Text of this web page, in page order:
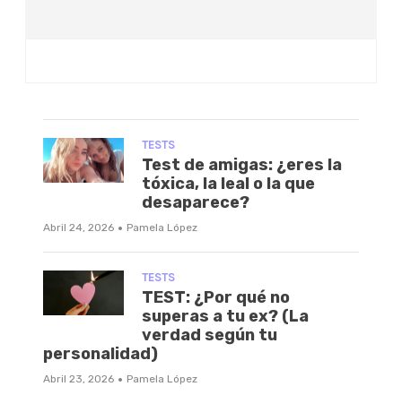
TESTS
Test de amigas: ¿eres la
tóxica, la leal o la que
desaparece?
Abril 24, 2026 · Pamela López
TESTS
TEST: ¿Por qué no
superas a tu ex? (La
verdad según tu
personalidad)
Abril 23, 2026 · Pamela López